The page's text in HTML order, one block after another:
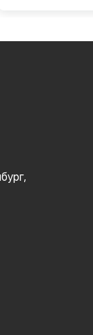
моторные